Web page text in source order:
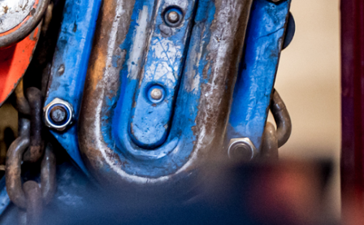
Wij zijn VCA-gecertificeerd waarmee wij
garant staan voor een veilige werkwijze.
Wilt u meer weten over de
mogelijkheden of over onze werkwijze?
Neem gerust contact met ons op door te
bellen naar +31 (0)318 528 863 of door een
e-mail te sturen naar info@gvharten.nl.
Wij staan klaar met advies over
machineverhuizingen.